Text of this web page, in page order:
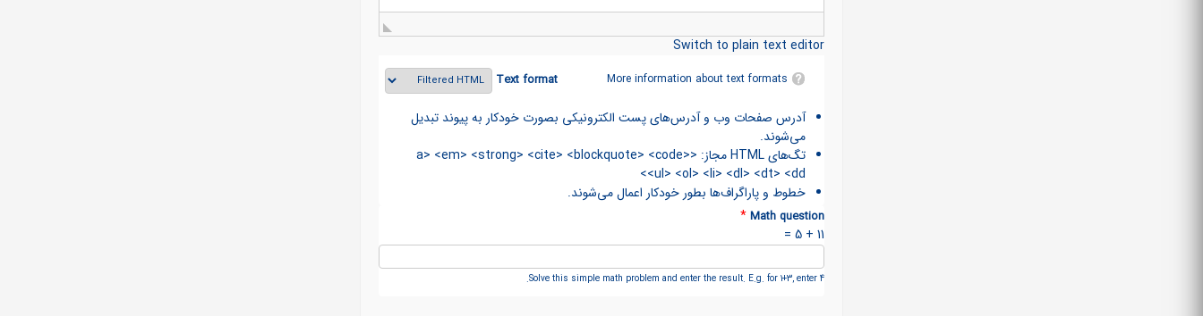
Switch to plain text editor
More information about text formats
Text format
آدرس صفحات وب و آدرس‌های پست الکترونیکی بصورت خودکار به پیوند تبدیل
می‌شوند.
تگ‌های HTML مجاز: <a> <em> <strong> <cite> <blockquote> <code>
<ul> <ol> <li> <dl> <dt> <dd>
خطوط و پاراگراف‌ها بطور خودکار اعمال می‌شوند.
Math question
*
11 + 5 =
Solve this simple math problem and enter the result. E.g. for 1+3, enter 4.